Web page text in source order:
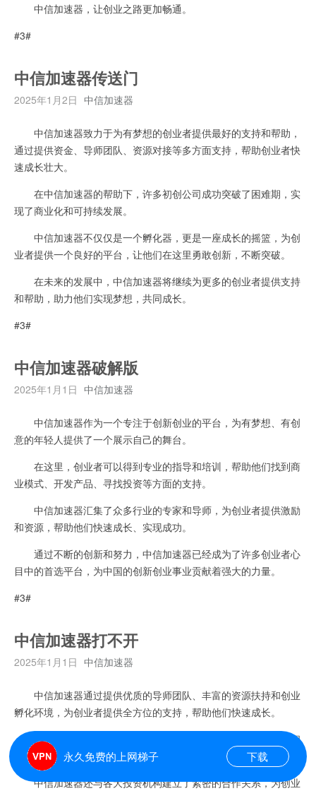
中信加速器，让创业之路更加畅通。
#3#
中信加速器传送门
2025年1月2日 中信加速器
中信加速器致力于为有梦想的创业者提供最好的支持和帮助，
通过提供资金、导师团队、资源对接等多方面支持，帮助创业者快
速成长壮大。
在中信加速器的帮助下，许多初创公司成功突破了困难期，实
现了商业化和可持续发展。
中信加速器不仅仅是一个孵化器，更是一座成长的摇篮，为创
业者提供一个良好的平台，让他们在这里勇敢创新，不断突破。
在未来的发展中，中信加速器将继续为更多的创业者提供支持
和帮助，助力他们实现梦想，共同成长。
#3#
中信加速器破解版
2025年1月1日 中信加速器
中信加速器作为一个专注于创新创业的平台，为有梦想、有创
意的年轻人提供了一个展示自己的舞台。
在这里，创业者可以得到专业的指导和培训，帮助他们找到商
业模式、开发产品、寻找投资等方面的支持。
中信加速器汇集了众多行业的专家和导师，为创业者提供激励
和资源，帮助他们快速成长、实现成功。
通过不断的创新和努力，中信加速器已经成为了许多创业者心
目中的首选平台，为中国的创新创业事业贡献着强大的力量。
#3#
中信加速器打不开
2025年1月1日 中信加速器
中信加速器通过提供优质的导师团队、丰富的资源扶持和创业
孵化环境，为创业者提供全方位的支持，帮助他们快速成长。
这里汇聚了各行各业的优秀创业者，他们可以分享经验、互相
学习，共同探讨创新的商业模式。
中信加速器还与各大投资机构建立了紧密的合作关系，为创业
永久免费的上网梯子 下载